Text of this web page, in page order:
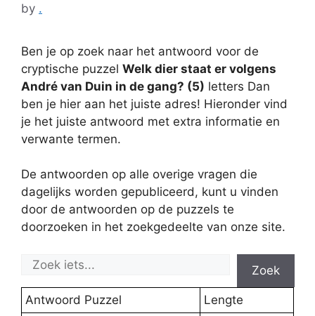
by .
Ben je op zoek naar het antwoord voor de
cryptische puzzel Welk dier staat er volgens
André van Duin in de gang? (5) letters Dan
ben je hier aan het juiste adres! Hieronder vind
je het juiste antwoord met extra informatie en
verwante termen.
De antwoorden op alle overige vragen die
dagelijks worden gepubliceerd, kunt u vinden
door de antwoorden op de puzzels te
doorzoeken in het zoekgedeelte van onze site.
Zoek
Antwoord Puzzel
Lengte